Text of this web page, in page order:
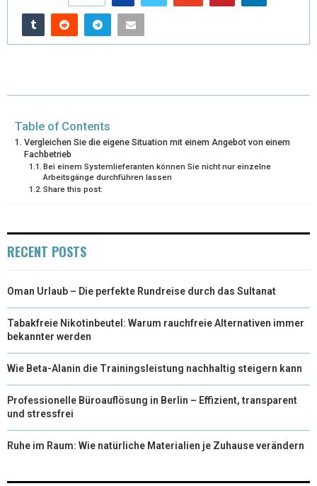
T
T
R
O
O E
T
I
Table of Contents
Vergleichen Sie die eigene Situation mit einem Angebot von einem
Fachbetrieb
Bei einem Systemlieferanten können Sie nicht nur einzelne
Arbeitsgänge durchführen lassen
Share this post:
RECENT POSTS
Oman Urlaub – Die perfekte Rundreise durch das Sultanat
Tabakfreie Nikotinbeutel: Warum rauchfreie Alternativen immer
bekannter werden
Wie Beta-Alanin die Trainingsleistung nachhaltig steigern kann
Professionelle Büroauflösung in Berlin – Effizient, transparent
und stressfrei
Ruhe im Raum: Wie natürliche Materialien je Zuhause verändern